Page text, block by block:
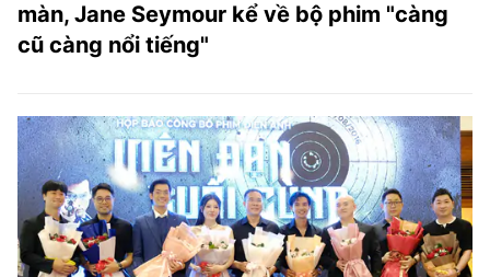
màn, Jane Seymour kể về bộ phim "càng
cũ càng nổi tiếng"